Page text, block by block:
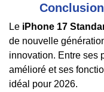
Le iPhone 17
de nouvelle
innovation. Entre ses
amélioré et ses
idéal pour 2026.